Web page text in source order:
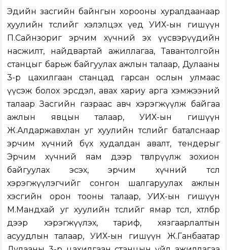
Эдийн засгийн байнгын хорооны хуралдаанаар
хуулийн төслийг хэлэлцэх үед УИХ-ын гишүүн
П.Сайнзориг эрчим хүчний эх үүсвэрүүдийн
насжилт, найдвартай ажиллагаа, Тавантолгойн
станцыг барьж байгуулах ажлын талаар, Дулааны
3-р цахилгаан станцад гарсан ослын улмаас
үүсэж болох эрсдэл, авах хариу арга хэмжээний
талаар Засгийн газраас авч хэрэгжүүлж байгаа
ажлын явцын талаар, УИХ-ын гишүүн
Ж.Алдаржавхлан уг хуулийн төслийг баталснаар
эрчим хүчний бүх худалдан авалт, тендерыг
Эрчим хүчний яам дээр төвлөрүүлж зохион
байгуулах эсэх, эрчим хүчний төсөл
хэрэгжүүлэгчийг сонгон шалгаруулах ажлын
хэсгийн орон тооны талаар, УИХ-ын гишүүн
М.Мандхай уг хуулийн төслийг ямар төсөл, хөтөлбөр
дээр хэрэгжүүлэх, тариф, хязгаарлалтын
асуудлын талаар, УИХ-ын гишүүн Ж.Ганбаатар